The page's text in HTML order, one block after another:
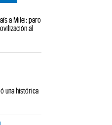
a Milei: paro
al
una histórica